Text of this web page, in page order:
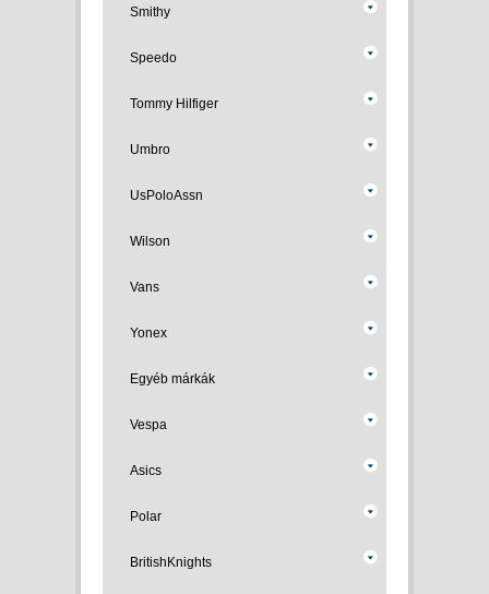
Smithy
Speedo
Tommy Hilfiger
Umbro
UsPoloAssn
Wilson
Vans
Yonex
Egyéb márkák
Vespa
Asics
Polar
BritishKnights